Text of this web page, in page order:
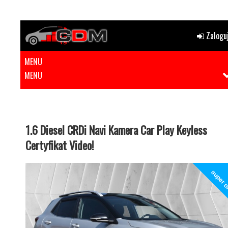
MENU
MENU
1.6 Diesel CRDi Navi Kamera Car Play Keyless
Certyfikat Video!